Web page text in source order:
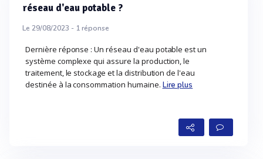
réseau d'eau potable ?
Le 29/08/2023 - 1réponse
Dernière réponse : Un réseau d'eau potable est un
système complexe qui assure la production, le
traitement, le stockage et la distribution de l'eau
destinée à la consommation humaine. Lire plus